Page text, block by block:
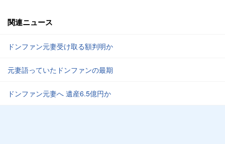
関連ニュース
ドンファン元妻受け取る額判明か
元妻語っていたドンファンの最期
ドンファン元妻へ 遺産6.5億円か